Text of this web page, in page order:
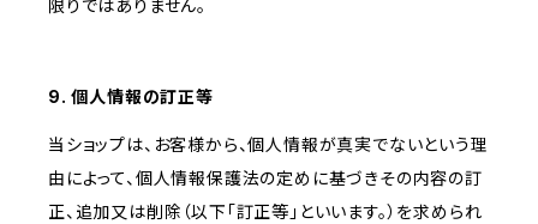
限りではありません。
9. 個人情報の訂正等
当ショップは、お客様から、個人情報が真実でないという理
由によって、個人情報保護法の定めに基づきその内容の訂
正、追加又は削除（以下「訂正等」といいます。）を求められ